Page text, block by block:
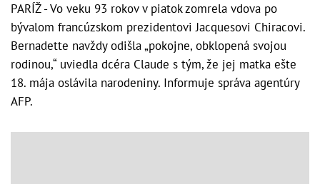
PARÍŽ - Vo veku 93 rokov v piatok zomrela vdova po
bývalom francúzskom prezidentovi Jacquesovi Chiracovi.
Bernadette navždy odišla „pokojne, obklopená svojou
rodinou,“ uviedla dcéra Claude s tým, že jej matka ešte
18. mája oslávila narodeniny. Informuje správa agentúry
AFP.